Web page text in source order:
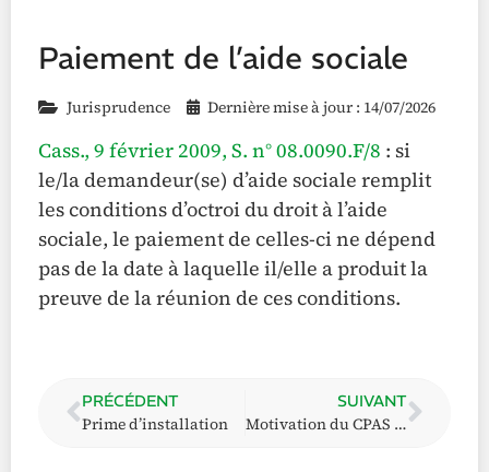
Paiement de l’aide sociale
Jurisprudence Dernière mise à jour : 14/07/2026
Cass., 9 février 2009, S. n° 08.0090.F/8 : si
le/la demandeur(se) d’aide sociale remplit
les conditions d’octroi du droit à l’aide
sociale, le paiement de celles-ci ne dépend
pas de la date à laquelle il/elle a produit la
preuve de la réunion de ces conditions.
PRÉCÉDENT
Prime d’installation
SUIVANT
Motivation du CPAS – absence de motivation ou motivation incomplète